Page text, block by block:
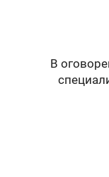
В